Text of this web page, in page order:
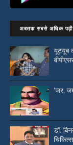
अबतक सबसे अधिक पढ़ी
यूट्यूब
‘जर,
डॉ.